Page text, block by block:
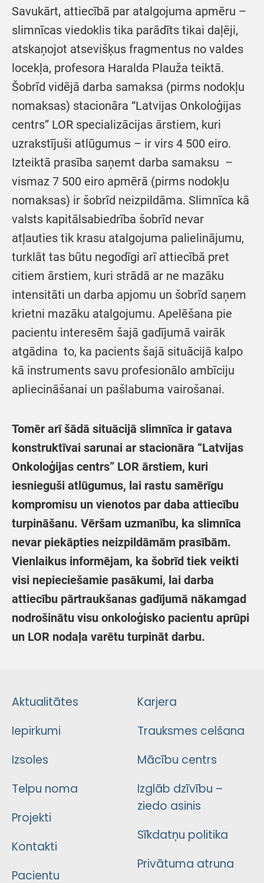
Savukārt, attiecībā par atalgojuma apmēru –
slimnīcas viedoklis tika parādīts tikai daļēji,
atskaņojot atsevišķus fragmentus no valdes
locekļa, profesora Haralda Plauža teiktā.
Šobrīd vidējā darba samaksa (pirms nodokļu
nomaksas) stacionāra “Latvijas Onkoloģijas
centrs” LOR specializācijas ārstiem, kuri
uzrakstījuši atlūgumus – ir virs 4 500 eiro.
Izteiktā prasība saņemt darba samaksu –
vismaz 7 500 eiro apmērā (pirms nodokļu
nomaksas) ir šobrīd neizpildāma. Slimnīca kā
valsts kapitālsabiedrība šobrīd nevar
atļauties tik krasu atalgojuma palielinājumu,
turklāt tas būtu negodīgi arī attiecībā pret
citiem ārstiem, kuri strādā ar ne mazāku
intensitāti un darba apjomu un šobrīd saņem
krietni mazāku atalgojumu. Apelēšana pie
pacientu interesēm šajā gadījumā vairāk
atgādina to, ka pacients šajā situācijā kalpo
kā instruments savu profesionālo ambīciju
apliecināšanai un pašlabuma vairošanai.
Tomēr arī šādā situācijā slimnīca ir gatava
konstruktīvai sarunai ar stacionāra “Latvijas
Onkoloģijas centrs” LOR ārstiem, kuri
iesnieguši atlūgumus, lai rastu samērīgu
kompromisu un vienotos par daba attiecību
turpināšanu. Vēršam uzmanību, ka slimnīca
nevar piekāpties neizpildāmām prasībām.
Vienlaikus informējam, ka šobrīd tiek veikti
visi nepieciešamie pasākumi, lai darba
attiecību pārtraukšanas gadījumā nākamgad
nodrošinātu visu onkoloģisko pacientu aprūpi
un LOR nodaļa varētu turpināt darbu.
Aktualitātes
Iepirkumi
Izsoles
Telpu noma
Projekti
Kontakti
Pacientu
Karjera
Trauksmes celšana
Mācību centrs
Izglāb dzīvību –
ziedo asinis
Sīkdatņu politika
Privātuma atruna